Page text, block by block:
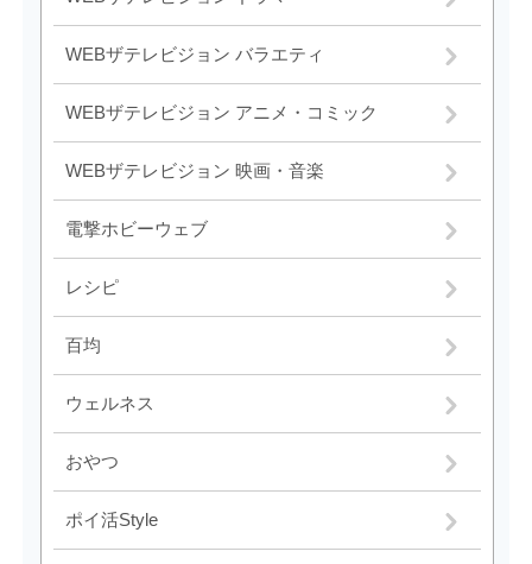
WEBザテレビジョン バラエティ
WEBザテレビジョン アニメ・コミック
WEBザテレビジョン 映画・音楽
電撃ホビーウェブ
レシピ
百均
ウェルネス
おやつ
ポイ活Style